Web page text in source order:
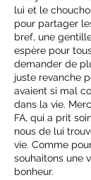
lui et le
pour partager
bref, une
espère pour
demander de
juste revanche
avaient si mal
dans la vie.
FA, qui a prit
nous de lui
vie. Comme
souhaitons une
bonheur.